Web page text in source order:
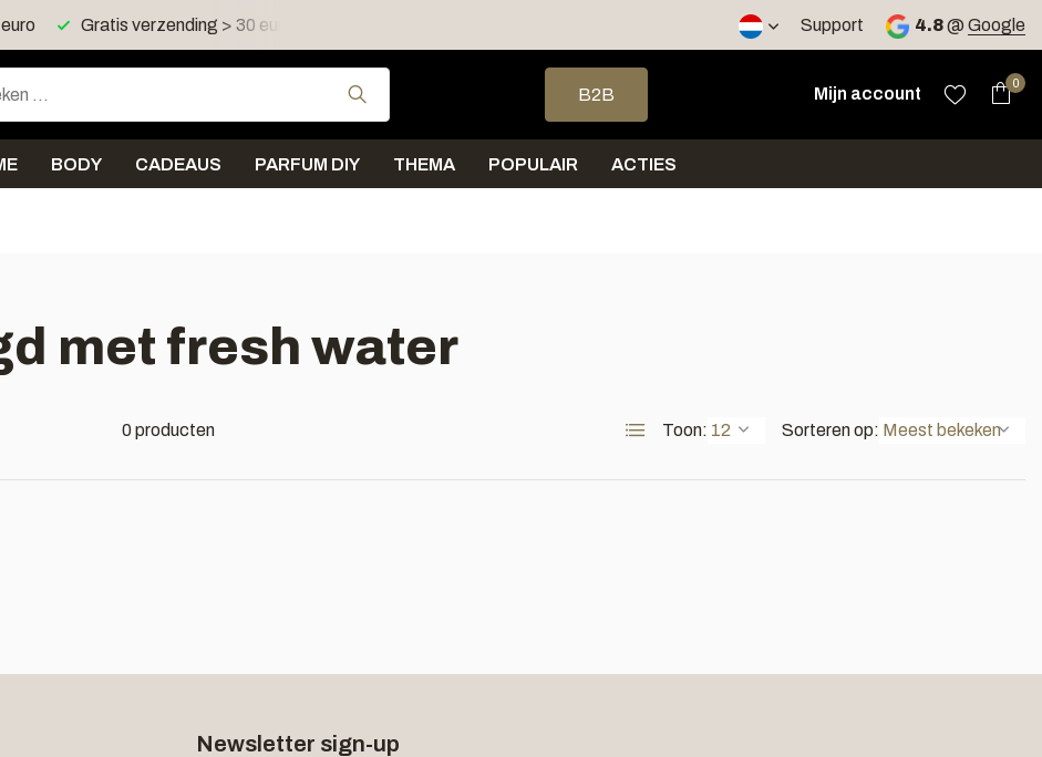
Gratis verzending > 30 euro in NL en BE Support 4.8@ Google
Gebruik de pijltjes op en neer om een beschikbaar resultaat te selecteren. Druk
B2B
Mijn account
0
BODY CADEAUS PARFUM DIY THEMA POPULAIR ACTIES
met fresh water
0 producten Toon: Sorteren op:
Newsletter sign-up